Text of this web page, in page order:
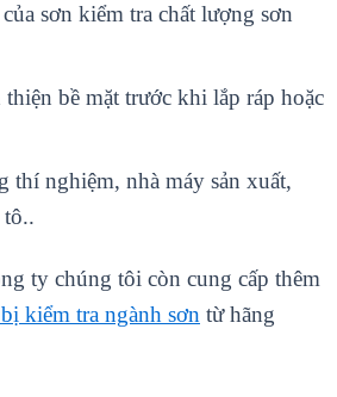
sơn kiểm tra chất lượng sơn
bề mặt trước khi lắp ráp hoặc
thí nghiệm, nhà máy sản xuất,
tô..
ty chúng tôi còn cung cấp thêm
kiểm tra ngành sơn từ hãng